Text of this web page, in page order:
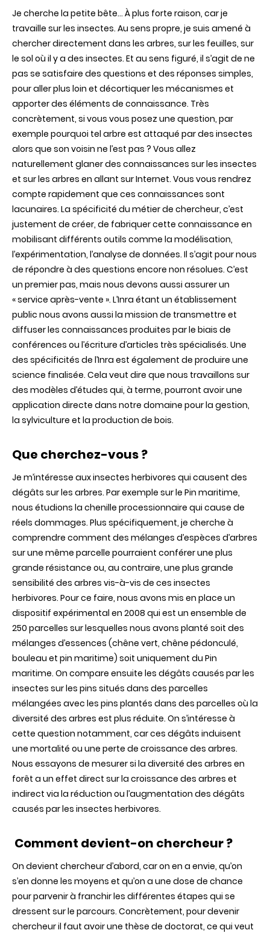
petite
bête
»,
portrait
chercheur
Je cherche la petite bête… À plus forte raison, car je
travaille sur les insectes. Au sens propre, je suis amené à
chercher directement dans les arbres, sur les feuilles, sur
le sol où il y a des insectes. Et au sens figuré, il s’agit de ne
pas se satisfaire des questions et des réponses simples,
pour aller plus loin et décortiquer les mécanismes et
apporter des éléments de connaissance. Très
concrètement, si vous vous posez une question, par
exemple pourquoi tel arbre est attaqué par des insectes
alors que son voisin ne l’est pas ? Vous allez
naturellement glaner des connaissances sur les insectes
et sur les arbres en allant sur Internet. Vous vous rendrez
compte rapidement que ces connaissances sont
lacunaires. La spécificité du métier de chercheur, c’est
justement de créer, de fabriquer cette connaissance en
mobilisant différents outils comme la modélisation,
l’expérimentation, l’analyse de données. Il s’agit pour nous
de répondre à des questions encore non résolues. C’est
un premier pas, mais nous devons aussi assurer un
« service après-vente ». L’Inra étant un établissement
public nous avons aussi la mission de transmettre et
diffuser les connaissances produites par le biais de
conférences ou l’écriture d’articles très spécialisés. Une
des spécificités de l’Inra est également de produire une
science finalisée. Cela veut dire que nous travaillons sur
des modèles d’études qui, à terme, pourront avoir une
application directe dans notre domaine pour la gestion,
la sylviculture et la production de bois.
Que cherchez-vous ?
Je m’intéresse aux insectes herbivores qui causent des
dégâts sur les arbres. Par exemple sur le Pin maritime,
nous étudions la chenille processionnaire qui cause de
réels dommages. Plus spécifiquement, je cherche à
comprendre comment des mélanges d’espèces d’arbres
sur une même parcelle pourraient conférer une plus
grande résistance ou, au contraire, une plus grande
sensibilité des arbres vis-à-vis de ces insectes
herbivores. Pour ce faire, nous avons mis en place un
dispositif expérimental en 2008 qui est un ensemble de
250 parcelles sur lesquelles nous avons planté soit des
mélanges d’essences (chêne vert, chêne pédonculé,
bouleau et pin maritime) soit uniquement du Pin
maritime. On compare ensuite les dégâts causés par les
insectes sur les pins situés dans des parcelles
mélangées avec les pins plantés dans des parcelles où la
diversité des arbres est plus réduite. On s’intéresse à
cette question notamment, car ces dégâts induisent
une mortalité ou une perte de croissance des arbres.
Nous essayons de mesurer si la diversité des arbres en
forêt a un effet direct sur la croissance des arbres et
indirect via la réduction ou l’augmentation des dégâts
causés par les insectes herbivores.
Comment devient-on chercheur ?
On devient chercheur d’abord, car on en a envie, qu’on
s’en donne les moyens et qu’on a une dose de chance
pour parvenir à franchir les différentes étapes qui se
dressent sur le parcours. Concrètement, pour devenir
chercheur il faut avoir une thèse de doctorat, ce qui veut